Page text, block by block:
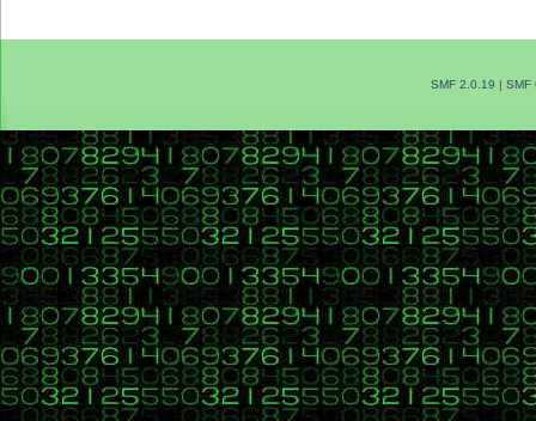
SMF 2.0.19 | SMF